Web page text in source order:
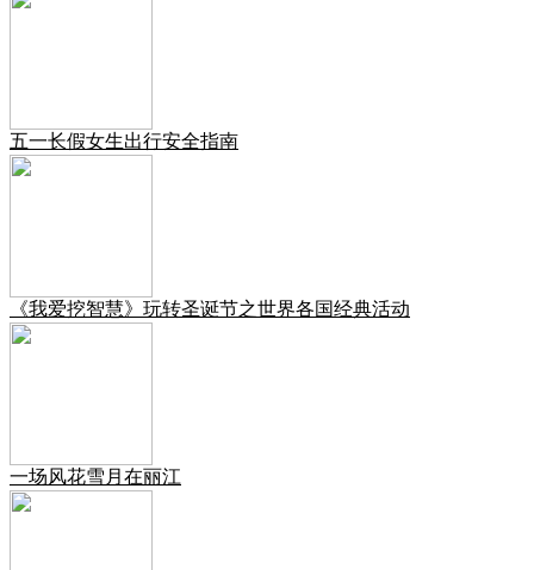
五一长假女生出行安全指南
《我爱挖智慧》玩转圣诞节之世界各国经典活动
一场风花雪月在丽江